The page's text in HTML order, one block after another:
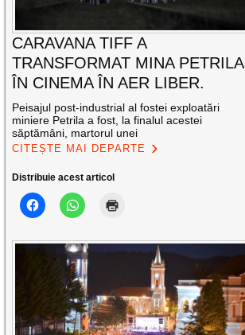
CARAVANA TIFF A
TRANSFORMAT MINA PETRILA
ÎN CINEMA ÎN AER LIBER.
Peisajul post-industrial al fostei exploatări
miniere Petrila a fost, la finalul acestei
săptămâni, martorul unei
CITEȘTE MAI DEPARTE
Distribuie acest articol